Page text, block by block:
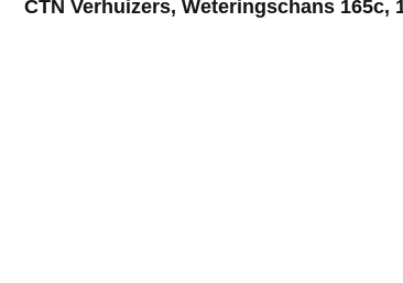
CTN Verhuizers, Weteringschans 165c,